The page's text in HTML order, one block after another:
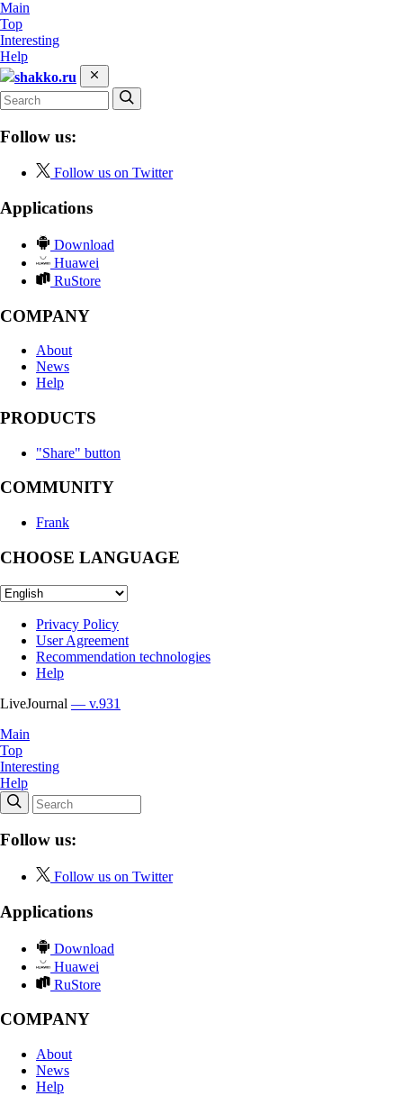
Main
Top
Interesting
Help
shakko.ru
Follow us:
Follow us on Twitter
Applications
Download
Huawei
RuStore
COMPANY
About
News
Help
PRODUCTS
"Share" button
COMMUNITY
Frank
CHOOSE LANGUAGE
Privacy Policy
User Agreement
Recommendation technologies
Help
LiveJournal — v.931
Main
Top
Interesting
Help
Follow us:
Follow us on Twitter
Applications
Download
Huawei
RuStore
COMPANY
About
News
Help